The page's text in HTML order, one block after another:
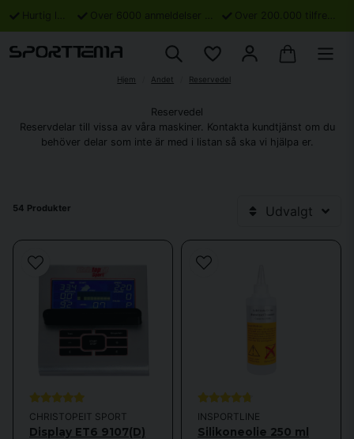
Hurtig levering Over 6000 anmeldelser på Trustpilot Over 200.000 tilfredse kunder
Hjem Andet Reservedel
Reservedel
Reservdelar till vissa av våra maskiner. Kontakta kundtjänst om du
behöver delar som inte är med i listan så ska vi hjälpa er.
54 Produkter Udvalgt
CHRISTOPEIT SPORT
Display ET6 9107(D)
INSPORTLINE
Silikoneolie 250 ml